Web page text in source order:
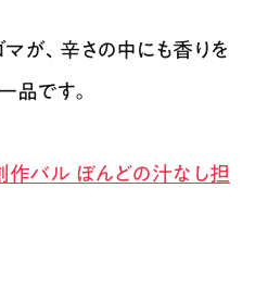
が、辛さの中にも香りを
品です。
作バル ぼんどの汁なし担